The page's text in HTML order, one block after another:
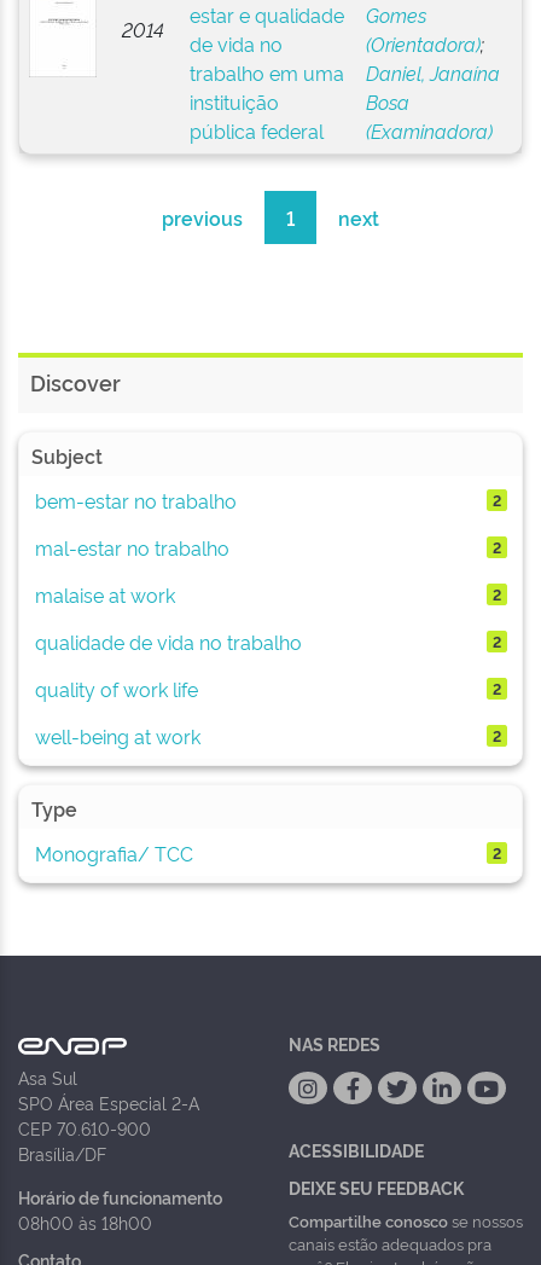
2014
estar e qualidade
de vida no
trabalho em uma
instituição
pública federal
Gomes
(Orientadora);
Daniel, Janaína
Bosa
(Examinadora)
previous 1 next
Discover
Subject
bem-estar no trabalho
2
mal-estar no trabalho 2
malaise at work 2
qualidade de vida no trabalho 2
quality of work life 2
well-being at work 2
Type
Monografia/ TCC
2
Asa Sul
SPO Área Especial 2-A
CEP 70.610-900
Brasília/DF
Horário de funcionamento
08h00 às 18h00
Contato
NAS REDES
ACESSIBILIDADE
DEIXE SEU FEEDBACK
Compartilhe conoscose nossos
canais estão adequados pra